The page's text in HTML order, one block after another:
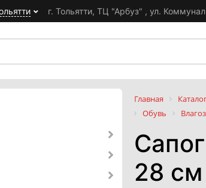
г. Тольятти, ТЦ "Арбуз" , ул.
Главная
Обувь
28 см